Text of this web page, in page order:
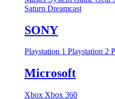
Saturn Dreamcast
SONY
Playstation 1 Playstation 2
Microsoft
Xbox Xbox 360